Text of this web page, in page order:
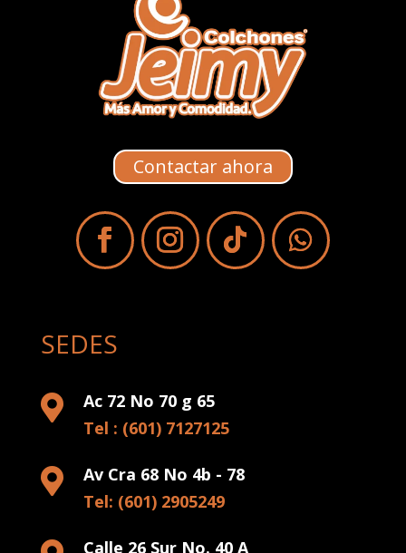
Contactar ahora
SEDES

Ac 72 No 70 g 65
Tel : (601) 7127125

Av Cra 68 No 4b - 78
Tel: (601) 2905249
Calle 26 Sur No. 40 A